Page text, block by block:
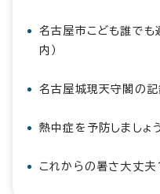
名古屋市こども誰でも
内）
名古屋城現天守閣の記
熱中症を予防しましょ
これからの暑さ大丈夫